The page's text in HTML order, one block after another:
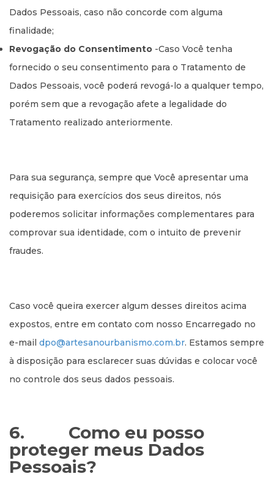
Dados Pessoais, caso não concorde com alguma
finalidade;
Revogação do Consentimento -Caso Você tenha
fornecido o seu consentimento para o Tratamento de
Dados Pessoais, você poderá revogá-lo a qualquer tempo,
porém sem que a revogação afete a legalidade do
Tratamento realizado anteriormente.
Para sua segurança, sempre que Você apresentar uma
requisição para exercícios dos seus direitos, nós
poderemos solicitar informações complementares para
comprovar sua identidade, com o intuito de prevenir
fraudes.
Caso você queira exercer algum desses direitos acima
expostos, entre em contato com nosso Encarregado no
e-mail dpo@artesanourbanismo.com.br. Estamos sempre
à disposição para esclarecer suas dúvidas e colocar você
no controle dos seus dados pessoais.
6. Como eu posso
proteger meus Dados
Pessoais?